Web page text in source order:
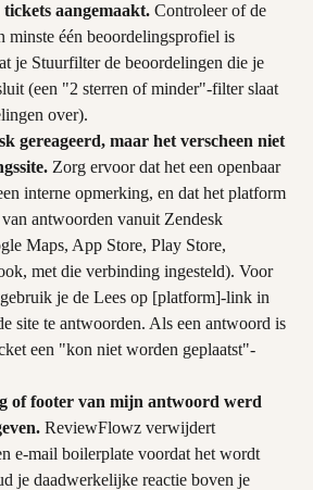
aangemaakt. Controleer of de
minste één beoordelingsprofiel is
je Stuurfilter de beoordelingen die je
(een "2 sterren of minder"-filter slaat
over).
gereageerd, maar het verscheen niet
Zorg ervoor dat het een openbaar
interne opmerking, en dat het platform
antwoorden vanuit Zendesk
Maps, App Store, Play Store,
met die verbinding ingesteld). Voor
je de Lees op [platform]-link in
site te antwoorden. Als een antwoord is
een "kon niet worden geplaatst"-
of footer van mijn antwoord werd
ReviewFlowz verwijdert
e-mail boilerplate voordat het wordt
je daadwerkelijke reactie boven je